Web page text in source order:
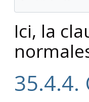
Ici, la
35.4.4.